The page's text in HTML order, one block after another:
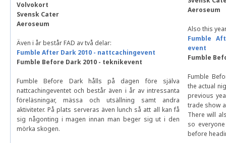
Volvokort
Svensk Cater
Aeroseum
Även i år består FAD av två delar:
Fumble After Dark 2010 - nattcachingevent
Fumble Before Dark 2010 - teknikevent
Fumble Before Dark hålls på dagen före själva
nattcachingeventet och består även i år av intressanta
föreläsningar, mässa och utsällning samt andra
aktiviteter. På plats serveras även lunch så att all kan få
sig någonting i magen innan man beger sig ut i den
mörka skogen.
Aeroseum
Also this
Fumble
event
Fumble
Fumble
the actual
previous
trade show
There will
so
before